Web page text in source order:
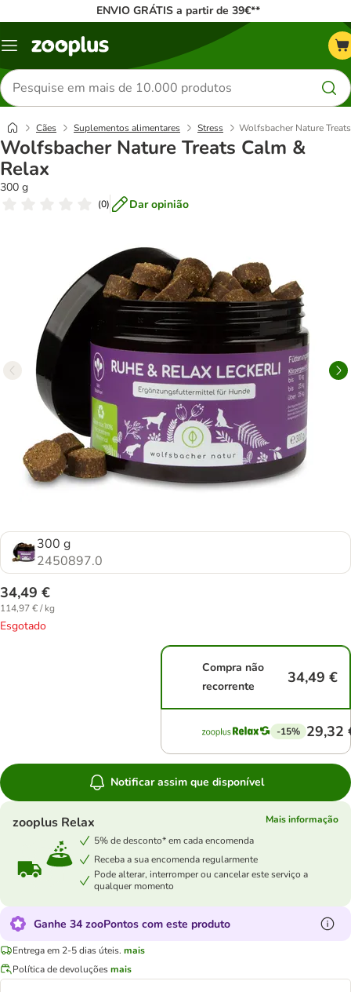
ENVIO GRÁTIS a partir de 39€**
Menu
Pesquisar
produtos
Cães Suplementos alimentares Stress Wolfsbacher Nature
Wolfsbacher Nature Treats Calm &
Relax
300 g
(0) Dar opinião
300 g
2450897.0
34,49 €
114,97 € / kg
Esgotado
Compra não
recorrente
34,49 €
-15% 29,32
Notificar assim que disponível
zooplus Relax
Mais informação
5% de desconto* em cada encomenda
Receba a sua encomenda regularmente
Pode alterar, interromper ou cancelar este serviço a
qualquer momento
Ganhe 34 zooPontos com este produto
Entrega em 2-5 dias úteis. mais
Política de devoluçõesmais